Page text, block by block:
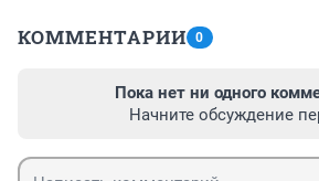
КОММЕНТАРИИ 0
Пока нет ни одного
Начните обсуждение